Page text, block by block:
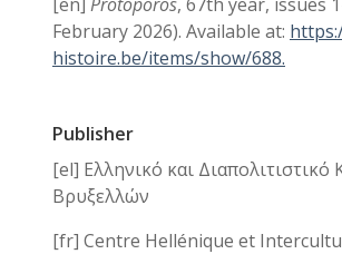
February 2026). Available at:
histoire.be/items/show/688.
Publisher
[el] Ελληνικό και Διαπολιτιστικό
Βρυξελλών
[fr] Centre Hellénique et